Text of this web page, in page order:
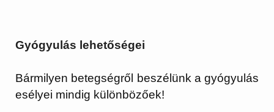
Gyógyulás lehetőségei
Bármilyen betegségről beszélünk a gyógyulás
esélyei mindig különbözőek!